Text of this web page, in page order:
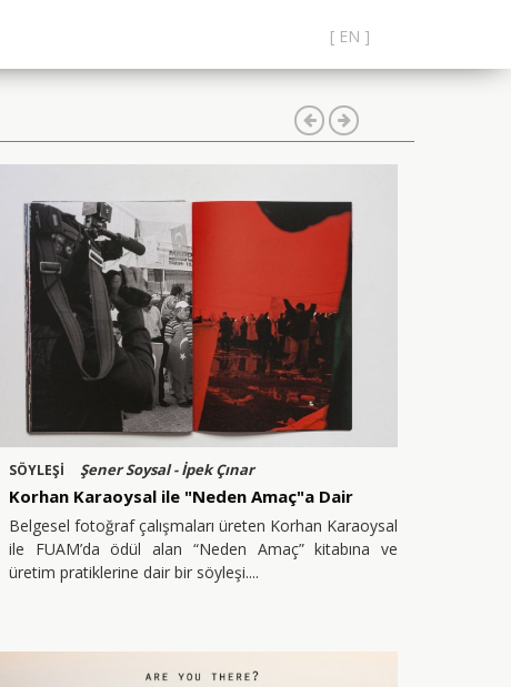
[ EN ]
SÖYLEŞİ Şener Soysal - İpek Çınar
Korhan Karaoysal ile "Neden Amaç"a Dair
Belgesel fotoğraf çalışmaları üreten Korhan Karaoysal
ile FUAM’da ödül alan “Neden Amaç” kitabına ve
üretim pratiklerine dair bir söyleşi.